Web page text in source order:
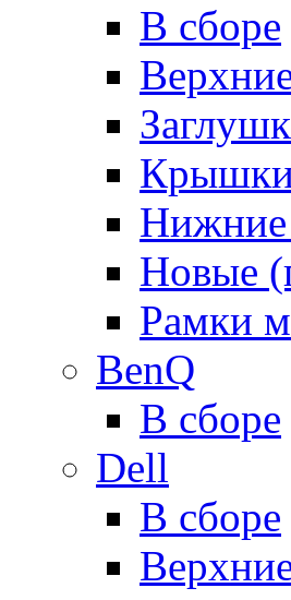
В сборе
Нижние
Новые
Рамки
BenQ
В сборе
Dell
В сборе